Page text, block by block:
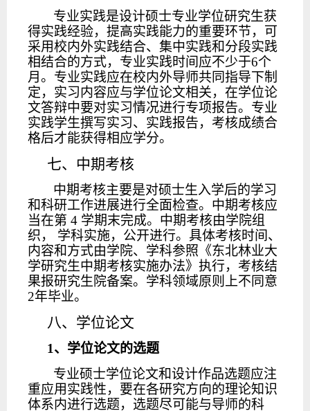
专业实践是设计硕士专业学位研究生获
得实践经验，提高实践能力的重要环节，可
采用校内外实践结合、集中实践和分段实践
相结合的方式，专业实践时间应不少于6个
月。专业实践应在校内外导师共同指导下制
定，实习内容应与学位论文相关，在学位论
文答辩中要对实习情况进行专项报告。专业
实践学生撰写实习、实践报告，考核成绩合
格后才能获得相应学分。
七、中期考核
中期考核主要是对硕士生入学后的学习
和科研工作进展进行全面检查。中期考核应
当在第 4 学期末完成。中期考核由学院组
织， 学科实施，公开进行。具体考核时间、
内容和方式由学院、学科参照《东北林业大
学研究生中期考核实施办法》执行，考核结
果报研究生院备案。学科领域原则上不同意
2年毕业。
八、学位论文
1、学位论文的选题
专业硕士学位论文和设计作品选题应注
重应用实践性，要在各研究方向的理论知识
体系内进行选题，选题尽可能与导师的科